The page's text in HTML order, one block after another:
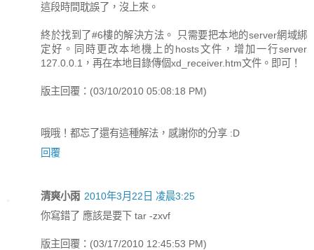
這段時間耽誤了，沒上來。
終於找到了#6樓的解決方法。 只需要把本地的server網域綁
定好。同時更改本地機上的hosts文件，增加一行server
127.0.0.1，再在本地目錄傳個xd_receiver.htm文件。即可！
版主回覆：(03/10/2010 05:08:18 PM)
哦哦！都忘了還有這種解法，感謝你的分享 :D
回覆
清爽小雨 2010年3月22日 凌晨3:25
你寫錯了 應該是要下 tar -zxvf
版主回覆：(03/17/2010 12:45:53 PM)